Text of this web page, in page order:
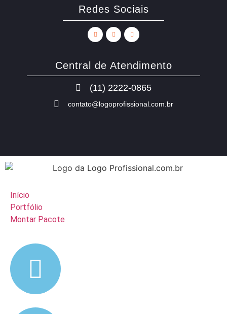
Redes Sociais
Central de Atendimento
(11) 2222-0865
contato@logoprofissional.com.br
Início
Portfólio
Montar Pacote